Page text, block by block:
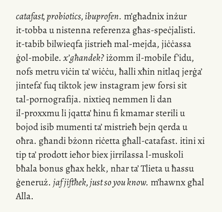
catafast, probiotics, ibuprofen. m’għadnix inżur
it-tobbau nistenna referenza għas-speċjalisti.
it-tabibbilwieqfa jistrieħmal-mejda, jiċċassa
ġol-mobile.x’għandek?iżommil-mobile f’idu,
nofs metru viċin ta’ wiċċu, ħalli xħin nitlaq jerġa’
jintefa’ fuq tiktok jew instagram jew forsi sit
tal-pornografija. nixtieq nemmen li dan
il-proxxmuli jqatta’ ħinu fi kmamar sterili u
bojod isib mumenti ta’ mistrieħ bejn qerda u
oħra. għandi bżonn riċetta għall-catafast. itini xi
tip ta’ prodott ieħor biex jirrilassal-muskoli
bħala bonus għax hekk, nhar ta’ Tlieta u ħassu
ġeneruż. jaf jiftħek, just so you know. m’hawnx għal
Alla.